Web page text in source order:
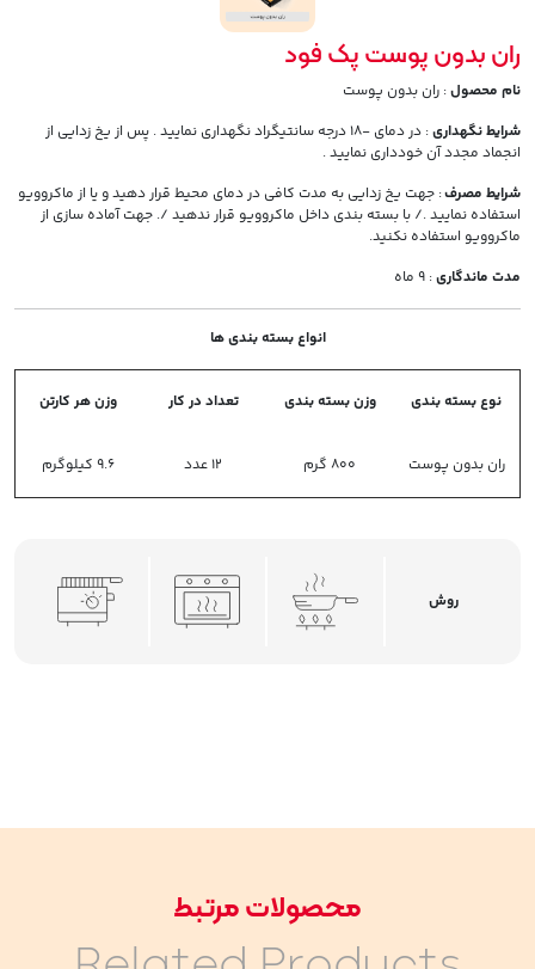
ران بدون پوست پک فود
نام محصول: ران بدون پوست
شرایط نگهداری
: در دمای -18 درجه سانتیگراد نگهداری نمایید . پس از یخ زدایی از
انجماد مجدد آن خودداری نمایید .
شرایط مصرف: جهت یخ زدایی به مدت کافی در دمای محیط قرار دهید و یا از ماکروویو
استفاده نمایید ./ با بسته بندی داخل ماکروویو قرار ندهید /. جهت آماده سازی از
ماکروویو استفاده نکنید.
مدت ماندگاری: 9 ماه
انواع بسته بندی ها
نوع بسته بندی وزن بسته بندی تعداد در کار وزن هر کارتن
ران بدون پوست 800 گرم 12 عدد 9.6 کیلوگرم
روش
محصولات مرتبط